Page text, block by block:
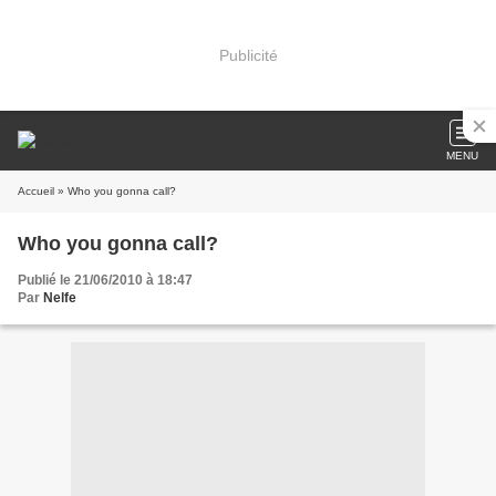
Publicité
MENU
Accueil » Who you gonna call?
Who you gonna call?
Publié le 21/06/2010 à 18:47
Par Nelfe